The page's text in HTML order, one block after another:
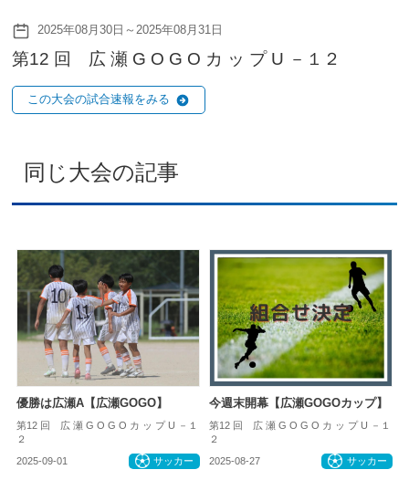
2025年08月30日～2025年08月31日
第12 回 広 瀬 G O G O カ ッ プ U －１２
この大会の試合速報をみる
同じ大会の記事
優勝は広瀬A【広瀬GOGO】
第12 回 広 瀬 G O G O カ ッ プ U －１
２
2025-09-01 サッカー
今週末開幕【広瀬GOGOカップ】
第12 回 広 瀬 G O G O カ ッ プ U －１
２
2025-08-27 サッカー